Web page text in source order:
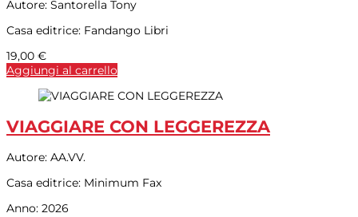
Autore: Santorella Tony
Casa editrice: Fandango Libri
19,00 €
Aggiungi al carrello
VIAGGIARE CON LEGGEREZZA
Autore: AA.VV.
Casa editrice: Minimum Fax
Anno: 2026